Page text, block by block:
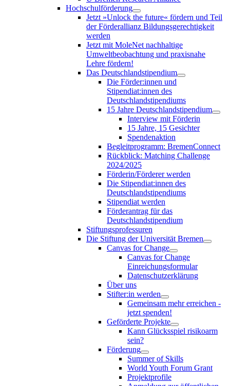
Hochschulförderung
Jetzt »Unlock the future« fördern und Teil
der Förderallianz Bildungsgerechtigkeit
werden
Jetzt mit MoleNet nachhaltige
Umweltbeobachtung und praxisnahe
Lehre fördern!
Das Deutschlandstipendium
Die Förder:innen und
Stipendiat:innen des
Deutschlandstipendiums
15 Jahre Deutschlandstipendium
Interview mit Förderin
15 Jahre, 15 Gesichter
Spendenaktion
Begleitprogramm: BremenConnect
Rückblick: Matching Challenge
2024/2025
Förderin/Förderer werden
Die Stipendiat:innen des
Deutschlandstipendiums
Stipendiat werden
Förderantrag für das
Deutschlandstipendium
Stiftungsprofessuren
Die Stiftung der Universität Bremen
Canvas for Change
Canvas for Change
Einreichungsformular
Datenschutzerklärung
Über uns
Stifter:in werden
Gemeinsam mehr erreichen -
jetzt spenden!
Geförderte Projekte
Kann Glücksspiel risikoarm
sein?
Förderung
Summer of Skills
World Youth Forum Grant
Projektprofile